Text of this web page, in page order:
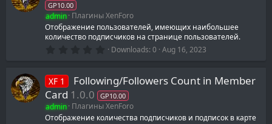
r
(
s
GP10.00
admin Плагины XenForo
Отображение пользователей, имеющих наибольшее
количество подписчиков на странице пользователей.
0
0
s
t
a
r
(
Downloads 0 Aug 16, 2023
XF 1
Following/Followers Count in Member
Card 1.0.0 GP10.00
admin Плагины XenForo
Отображение количества подписчиков и подписок в карте